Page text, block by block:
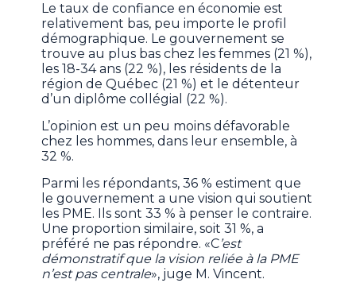
Le taux de confiance en économie est
relativement bas, peu importe le profil
démographique. Le gouvernement se
trouve au plus bas chez les femmes (21 %),
les 18-34 ans (22 %), les résidents de la
région de Québec (21 %) et le détenteur
d’un diplôme collégial (22 %).
L’opinion est un peu moins défavorable
chez les hommes, dans leur ensemble, à
32 %.
Parmi les répondants, 36 % estiment que
le gouvernement a une vision qui soutient
les PME. Ils sont 33 % à penser le contraire.
Une proportion similaire, soit 31 %, a
préféré ne pas répondre. «C’est
démonstratif que la vision reliée à la PME
n’est pas centrale», juge M. Vincent.